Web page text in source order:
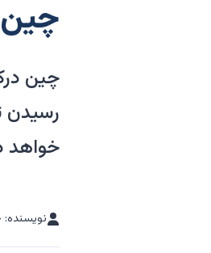
چین
چین
رسیدن